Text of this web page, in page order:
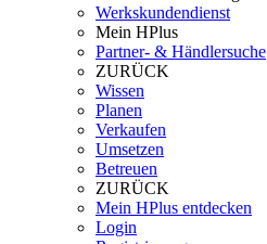
Werkskundendienst
Mein HPlus
Partner- & Händlersuche
ZURÜCK
Wissen
Planen
Verkaufen
Umsetzen
Betreuen
ZURÜCK
Mein HPlus entdecken
Login